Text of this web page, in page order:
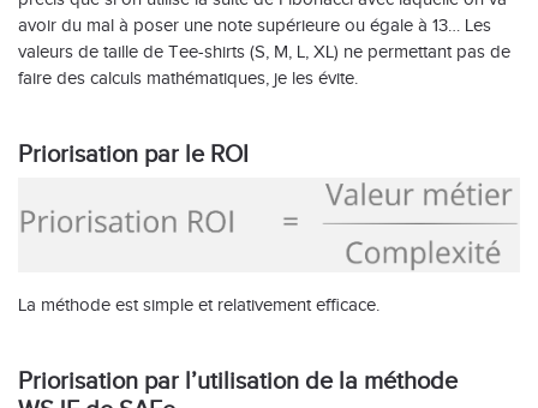
avoir du mal à poser une note supérieure ou égale à 13… Les
valeurs de taille de Tee-shirts (S, M, L, XL) ne permettant pas de
faire des calculs mathématiques, je les évite.
Priorisation par le ROI
La méthode est simple et relativement efficace.
Priorisation par l’utilisation de la méthode